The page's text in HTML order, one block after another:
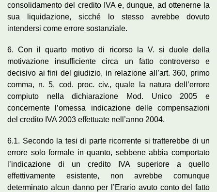
consolidamento del credito IVA e, dunque, ad ottenerne la
sua liquidazione, sicché lo stesso avrebbe dovuto
intendersi come errore sostanziale.
6. Con il quarto motivo di ricorso la V. si duole della
motivazione insufficiente circa un fatto controverso e
decisivo ai fini del giudizio, in relazione all’art. 360, primo
comma, n. 5, cod. proc. civ., quale la natura dell’errore
compiuto nella dichiarazione Mod. Unico 2005 e
concernente l’omessa indicazione delle compensazioni
del credito IVA 2003 effettuate nell’anno 2004.
6.1. Secondo la tesi di parte ricorrente si tratterebbe di un
errore solo formale in quanto, sebbene abbia comportato
l’indicazione di un credito IVA superiore a quello
effettivamente esistente, non avrebbe comunque
determinato alcun danno per l’Erario avuto conto del fatto